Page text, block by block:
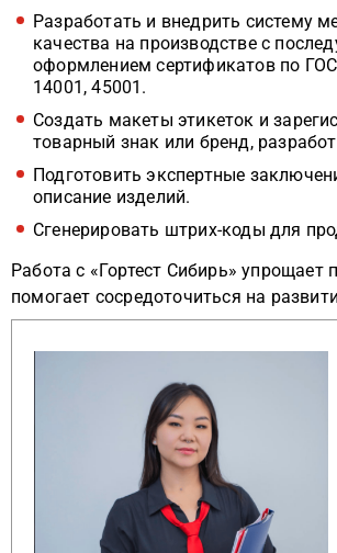
Разработать и внедрить систему
качества на производстве с
оформлением сертификатов по
14001, 45001.
Создать макеты этикеток и
товарный знак или бренд,
Подготовить экспертные
описание изделий.
Сгенерировать штрих-коды для
Работа с «Гортест Сибирь» упрощает
помогает сосредоточиться на